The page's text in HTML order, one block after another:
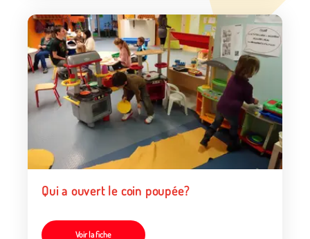
Qui a ouvert le coin poupée?
Voir la fiche